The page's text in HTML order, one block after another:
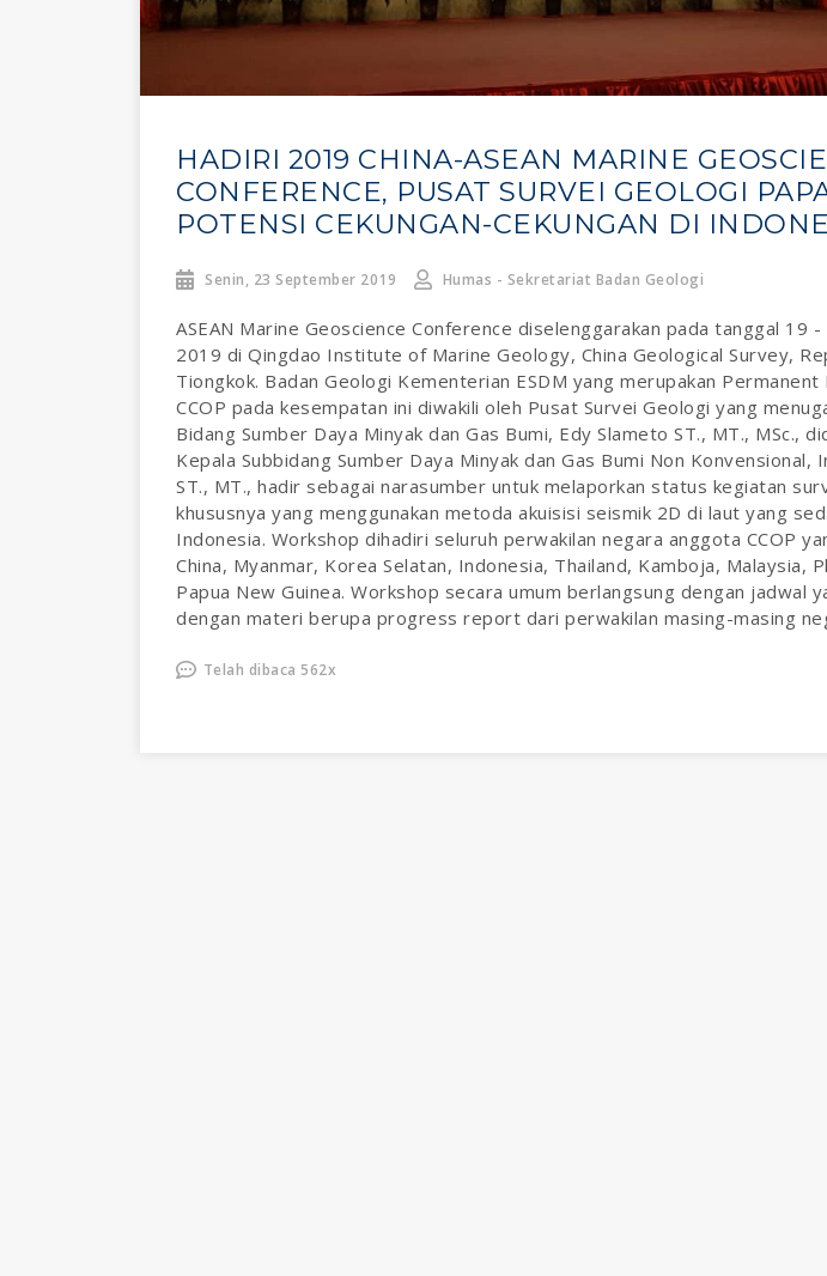
HADIRI 2019 CHINA-ASEAN MARINE
CONFERENCE, PUSAT SURVEI GEOLOGI
POTENSI CEKUNGAN-CEKUNGAN DI
Senin, 23 September 2019 Humas - Sekretariat Badan Geologi
ASEAN Marine Geoscience Conference diselenggarakan pada tanggal 19
2019 di Qingdao Institute of Marine Geology, China Geological Survey,
Tiongkok. Badan Geologi Kementerian ESDM yang merupakan
CCOP pada kesempatan ini diwakili oleh Pusat Survei Geologi yang
Bidang Sumber Daya Minyak dan Gas Bumi, Edy Slameto ST., MT., MSc.,
Kepala Subbidang Sumber Daya Minyak dan Gas Bumi Non Konvensional,
ST., MT., hadir sebagai narasumber untuk melaporkan status kegiatan
khususnya yang menggunakan metoda akuisisi seismik 2D di laut yang
Indonesia. Workshop dihadiri seluruh perwakilan negara anggota CCOP
China, Myanmar, Korea Selatan, Indonesia, Thailand, Kamboja, Malaysia,
Papua New Guinea. Workshop secara umum berlangsung dengan jadwal
dengan materi berupa progress report dari perwakilan masing-masing
Telah dibaca 562x